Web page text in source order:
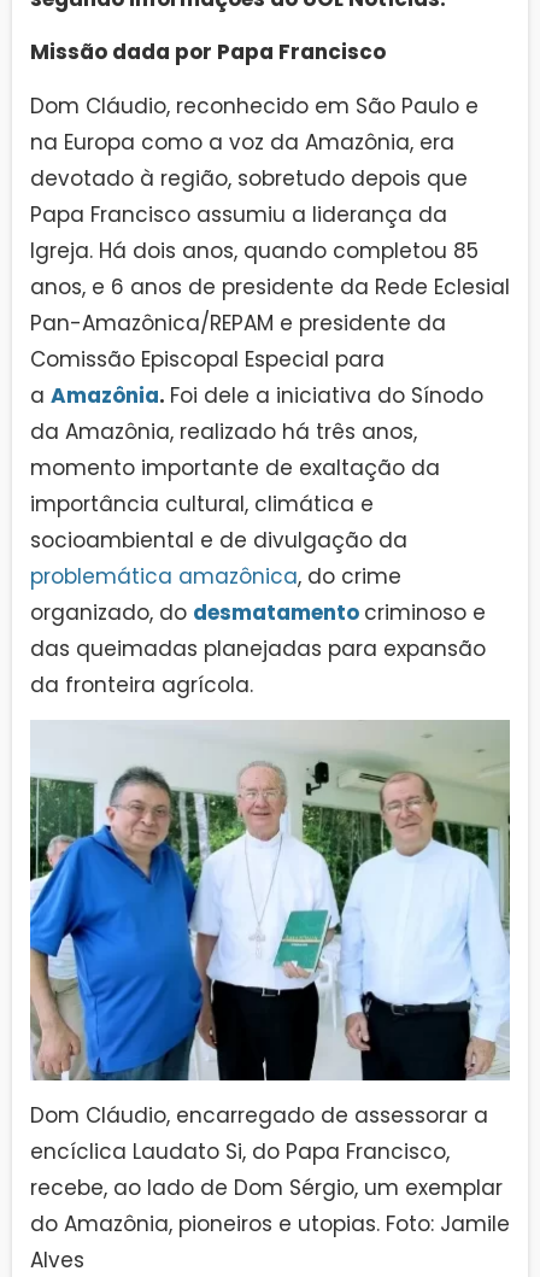
Missão dada por Papa Francisco
Dom Cláudio, reconhecido em São Paulo e
na Europa como a voz da Amazônia, era
devotado à região, sobretudo depois que
Papa Francisco assumiu a liderança da
Igreja. Há dois anos, quando completou 85
anos, e 6 anos de presidente da Rede Eclesial
Pan-Amazônica/REPAM e presidente da
Comissão Episcopal Especial para
a Amazônia. Foi dele a iniciativa do Sínodo
da Amazônia, realizado há três anos,
momento importante de exaltação da
importância cultural, climática e
socioambiental e de divulgação da
problemática amazônica, do crime
organizado, do desmatamento criminoso e
das queimadas planejadas para expansão
da fronteira agrícola.
Dom Cláudio, encarregado de assessorar a
encíclica Laudato Si, do Papa Francisco,
recebe, ao lado de Dom Sérgio, um exemplar
do Amazônia, pioneiros e utopias. Foto: Jamile
Alves